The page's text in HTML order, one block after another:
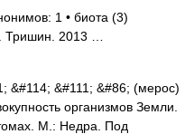
1 • биота (3)
Тришин. 2013 …
&#114; &#111; &#86; (мерос)
организмов Земли.
М.: Недра. Под